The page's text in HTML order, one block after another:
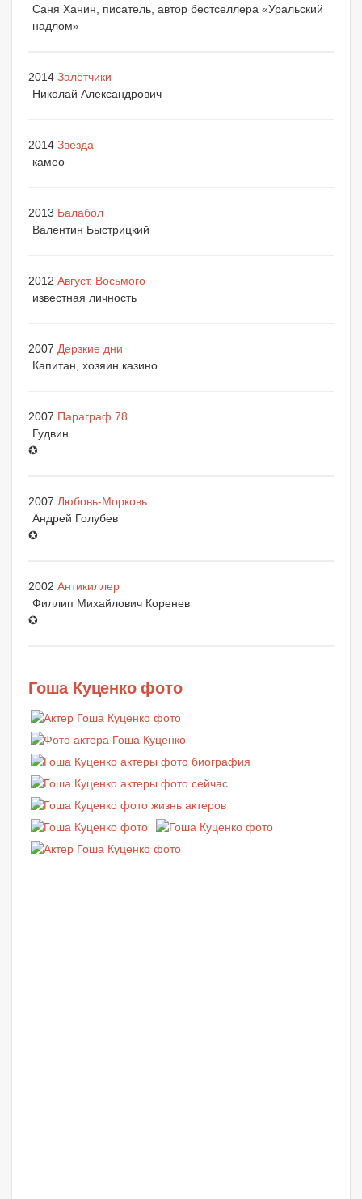
Саня Ханин, писатель, автор бестселлера «Уральский
надлом»
2014 Залётчики
Николай Александрович
2014 Звезда
камео
2013 Балабол
Валентин Быстрицкий
2012 Август. Восьмого
известная личность
2007 Дерзкие дни
Капитан, хозяин казино
2007 Параграф 78
Гудвин
✪
2007 Любовь-Морковь
Андрей Голубев
✪
2002 Антикиллер
Филлип Михайлович Коренев
✪
Гоша Куценко фото